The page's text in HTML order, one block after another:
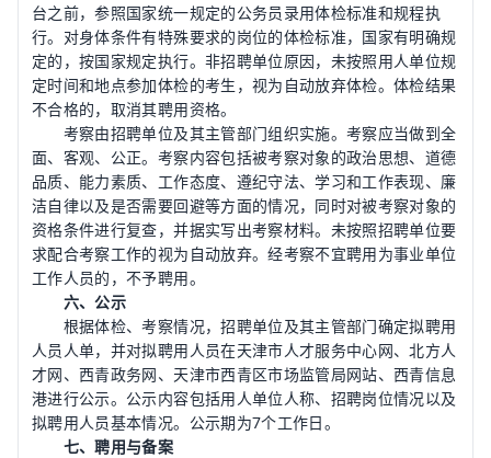
台之前，参照国家统一规定的公务员录用体检标准和规程执
行。对身体条件有特殊要求的岗位的体检标准，国家有明确规
定的，按国家规定执行。非招聘单位原因，未按照用人单位规
定时间和地点参加体检的考生，视为自动放弃体检。体检结果
不合格的，取消其聘用资格。
考察由招聘单位及其主管部门组织实施。考察应当做到全
面、客观、公正。考察内容包括被考察对象的政治思想、道德
品质、能力素质、工作态度、遵纪守法、学习和工作表现、廉
洁自律以及是否需要回避等方面的情况，同时对被考察对象的
资格条件进行复查，并据实写出考察材料。未按照招聘单位要
求配合考察工作的视为自动放弃。经考察不宜聘用为事业单位
工作人员的，不予聘用。
六、公示
根据体检、考察情况，招聘单位及其主管部门确定拟聘用
人员人单，并对拟聘用人员在天津市人才服务中心网、北方人
才网、西青政务网、天津市西青区市场监管局网站、西青信息
港进行公示。公示内容包括用人单位人称、招聘岗位情况以及
拟聘用人员基本情况。公示期为7个工作日。
七、聘用与备案